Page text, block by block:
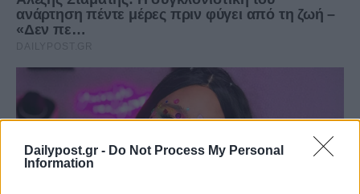
Dailypost.gr - Do Not Process My Personal
Information